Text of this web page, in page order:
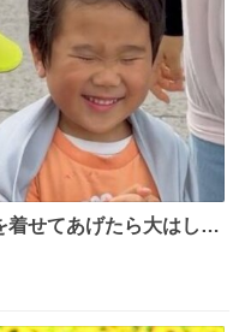
せてあげたら大はしゃ
な代物を提供してくれ